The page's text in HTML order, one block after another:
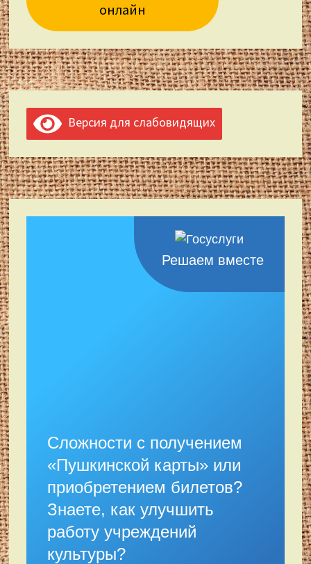
онлайн
Версия для слабовидящих
Решаем вместе
Сложности с получением
«Пушкинской карты» или
приобретением билетов?
Знаете, как улучшить
работу учреждений
культуры?